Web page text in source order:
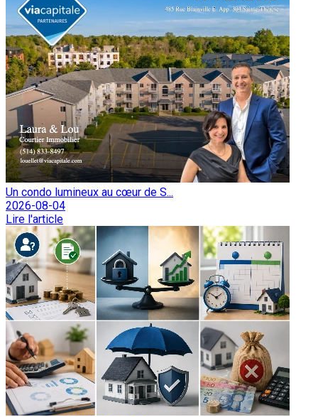
Un condo lumineux au cœur de S...
2026-08-04
Lire l'article